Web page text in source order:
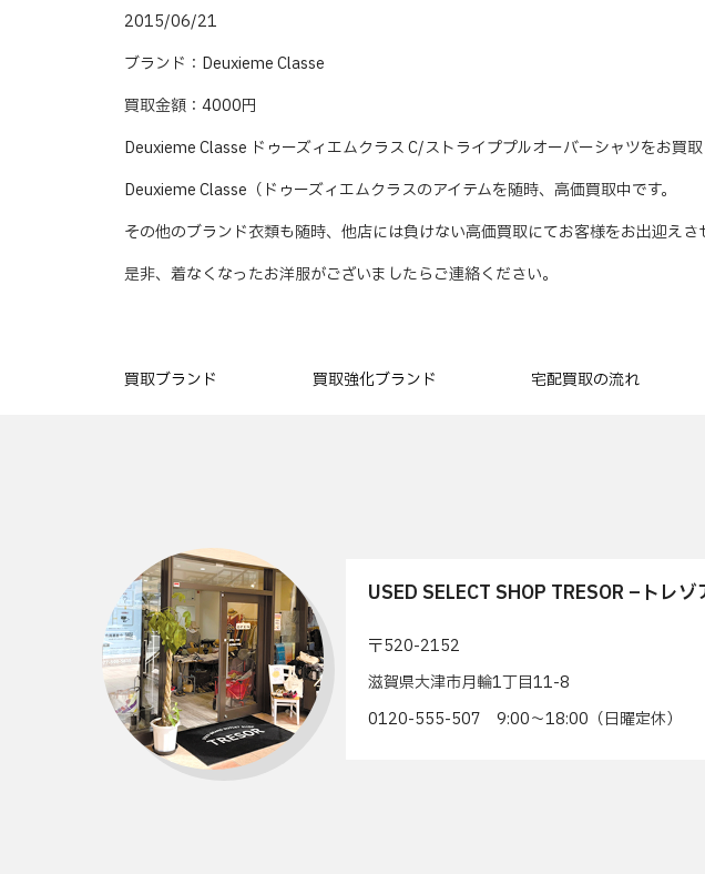
2015/06/21
ブランド：Deuxieme Classe
買取金額：4000円
Deuxieme Classe ドゥーズィエムクラス C/ストライププルオーバーシャツをお買取
Deuxieme Classe（ドゥーズィエムクラスのアイテムを随時、高価買取中です。
その他のブランド衣類も随時、他店には負けない高価買取にてお客様をお出迎えさ
是非、着なくなったお洋服がございましたらご連絡ください。
買取ブランド 買取強化ブランド 宅配買取の流れ
USED SELECT SHOP TRESOR –トレゾ
〒520-2152
滋賀県大津市月輪1丁目11-8
0120-555-507 9:00〜18:00（日曜定休）